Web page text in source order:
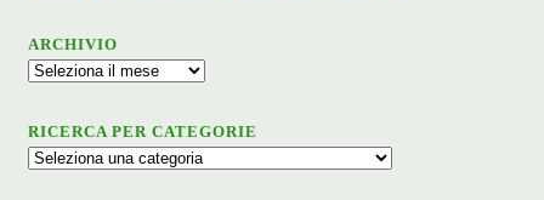
ARCHIVIO
Archivio
RICERCA PER CATEGORIE
Ricerca